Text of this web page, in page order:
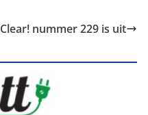
Clear! nummer 229 is uit